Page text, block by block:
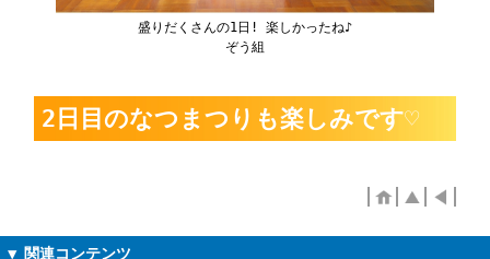
盛りだくさんの1日! 楽しかったね♪
ぞう組
2日目のなつまつりも楽しみです♡